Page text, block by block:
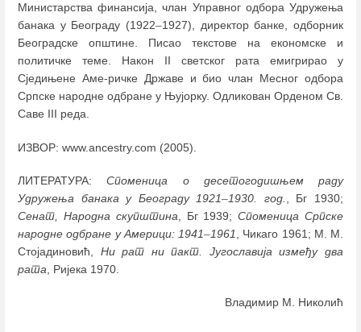
Министарства финансија, члан Управног одбора Удружења
банака у Београду (1922–1927), директор банке, одборник
Београдске општине. Писао текстове на економске и
политичке теме. Након II светског рата емигрирао у
Сједињене Аме-ричке Државе и био члан Месног одбора
Српске народне одбране у Њујорку. Одликован Орденом Св.
Саве III реда.
ИЗВОР: www.ancestry.com (2005).
ЛИТЕРАТУРА:Споменица о десетогодишњем раду
Удружења банака у Београду 1921–1930. год.
, Бг 1930;
Сенат, Народна скупштина , Бг 1939;Споменица Српске
народне одбране у Америци: 1941–1961
, Чикаго 1961; М. М.
Стојадиновић, Ни рат ни пакт. Југославија између два
рата , Ријека 1970.
Владимир М. Николић